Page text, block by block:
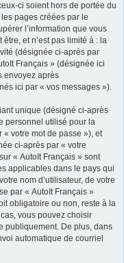
ci soient hors de portée du
pages créées par le
l’information que vous
et n’est pas limité à : la
(désignée ci-après par
Français » (désignée ici
envoyez après
ici par « vos messages »).
unique (désigné ci-après
personnel utilisé pour la
votre mot de passe »), et
ci-après par « votre
« AutoIt Français » sont
applicables dans le pays qui
nom d’utilisateur, de votre
par « AutoIt Français »
obligatoire ou non, reste à la
vous pouvez choisir
publiquement. De plus, dans
automatique de courriel